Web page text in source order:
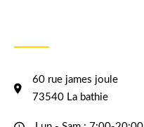
60 rue james joule
73540 La bathie